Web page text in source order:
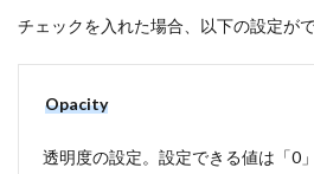
チェックを入れた場合、以下の設定がで
Opacity
透明度の設定。設定できる値は「0